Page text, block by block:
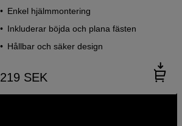
Enkel hjälmmontering
Inkluderar böjda och plana fästen
Hållbar och säker design
219 SEK